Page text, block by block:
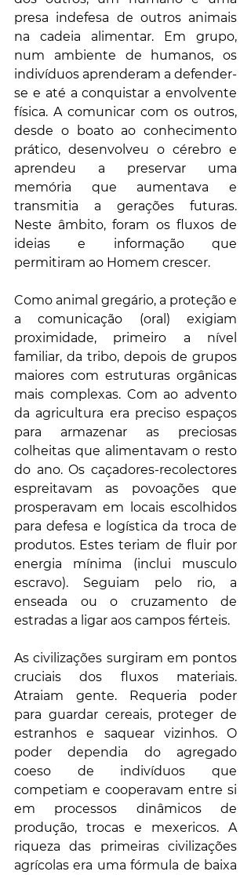
presa indefesa de outros animais
na cadeia alimentar. Em grupo,
num ambiente de humanos, os
indivíduos aprenderam a defender-
se e até a conquistar a envolvente
física. A comunicar com os outros,
desde o boato ao conhecimento
prático, desenvolveu o cérebro e
aprendeu a preservar uma
memória que aumentava e
transmitia a gerações futuras.
Neste âmbito, foram os fluxos de
ideias e informação que
permitiram ao Homem crescer.
Como animal gregário, a proteção e
a comunicação (oral) exigiam
proximidade, primeiro a nível
familiar, da tribo, depois de grupos
maiores com estruturas orgânicas
mais complexas. Com ao advento
da agricultura era preciso espaços
para armazenar as preciosas
colheitas que alimentavam o resto
do ano. Os caçadores-recolectores
espreitavam as povoações que
prosperavam em locais escolhidos
para defesa e logística da troca de
produtos. Estes teriam de fluir por
energia mínima (inclui musculo
escravo). Seguiam pelo rio, a
enseada ou o cruzamento de
estradas a ligar aos campos férteis.
As civilizações surgiram em pontos
cruciais dos fluxos materiais.
Atraiam gente. Requeria poder
para guardar cereais, proteger de
estranhos e saquear vizinhos. O
poder dependia do agregado
coeso de indivíduos que
competiam e cooperavam entre si
em processos dinâmicos de
produção, trocas e mexericos. A
riqueza das primeiras civilizações
agrícolas era uma fórmula de baixa